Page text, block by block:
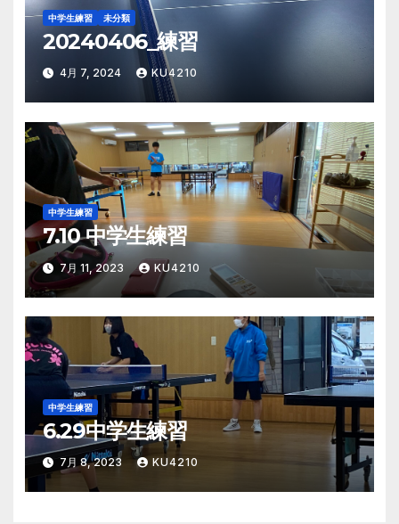
中学生練習 未分類
20240406_練習
4月 7, 2024 KU4210
中学生練習
7.10 中学生練習
7月 11, 2023 KU4210
中学生練習
6.29中学生練習
7月 8, 2023 KU4210